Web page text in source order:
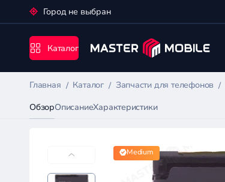
Город не выбран
Каталог
Главная Каталог Запчасти для телефонов
ОбзорОписаниеХарактеристики
Medium